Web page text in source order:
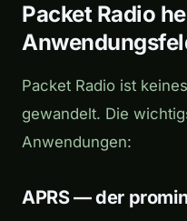
Packet Radio
Packet Radio ist
gewandelt. Die
Anwendungen:
APRS — der